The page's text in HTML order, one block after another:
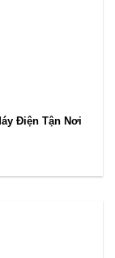
Điện Tận Nơi